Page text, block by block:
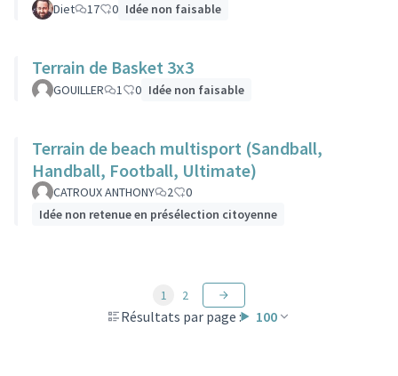
Diet 17 0 Idée non faisable
Terrain de Basket 3x3
GOUILLER 1 0 Idée non faisable
Terrain de beach multisport (Sandball,
Handball, Football, Ultimate)
CATROUX ANTHONY 2
0
Idée non retenue en présélection citoyenne
Résultats par page : 100
1 2